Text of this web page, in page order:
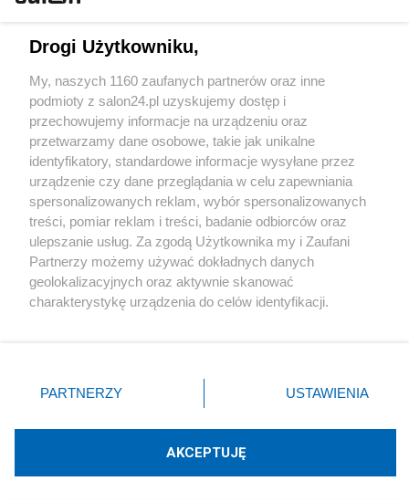
Sport
Społeczeństwo
Kultura
X Facebook Instagram Youtube
Technologię dostarcza:W3media.pl
Drogi Użytkowniku,
My, naszych 1160 zaufanych partnerów oraz inne
podmioty z salon24.pl uzyskujemy dostęp i
przechowujemy informacje na urządzeniu oraz
przetwarzamy dane osobowe, takie jak unikalne
identyfikatory, standardowe informacje wysyłane przez
urządzenie czy dane przeglądania w celu zapewniania
spersonalizowanych reklam, wybór spersonalizowanych
treści, pomiar reklam i treści, badanie odbiorców oraz
ulepszanie usług. Za zgodą Użytkownika my i Zaufani
Partnerzy możemy używać dokładnych danych
geolokalizacyjnych oraz aktywnie skanować
charakterystykę urządzenia do celów identyfikacji.
zmienić/wycofać klikając przycisk ustawień prywatności
znajdujący się w lewym dolnym rogu strony
rodzaje przetwarzania danych nie wymagają zgody
użytkownika, ale masz prawo sprzeciwić się takiemu
PARTNERZY USTAWIENIA
AKCEPTUJĘ